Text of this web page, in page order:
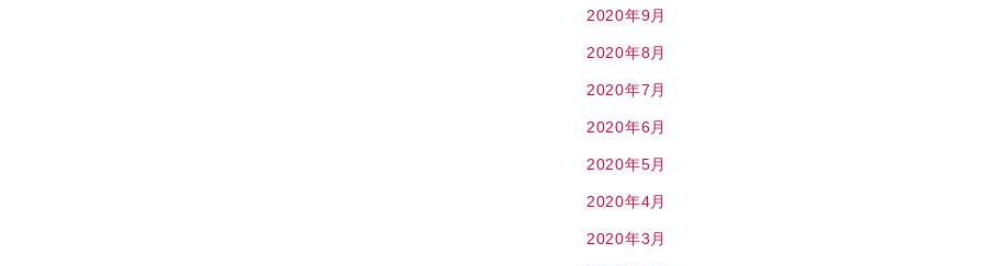
2020年9月
2020年8月
2020年7月
2020年6月
2020年5月
2020年4月
2020年3月